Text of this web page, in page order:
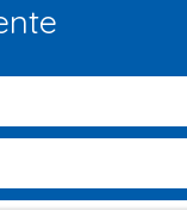
GERER VOTRE